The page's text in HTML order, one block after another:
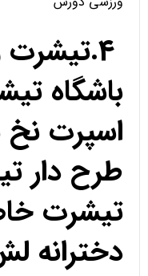
باشگاه
اسپرت نخ
طرح دار
تیشرت
دخترانه